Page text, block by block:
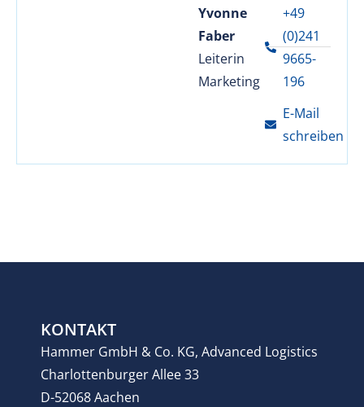
Yvonne
Faber
Leiterin
Marketing
+49
(0)241
9665-
196
E-Mail
schreiben
KONTAKT
Hammer GmbH & Co. KG, Advanced Logistics
Charlottenburger Allee 33
D-52068 Aachen